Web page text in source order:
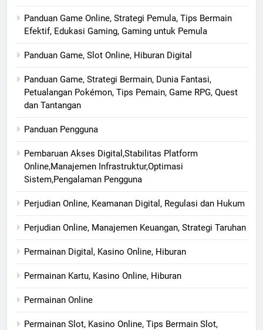
Panduan Game Online, Strategi Pemula, Tips Bermain
Efektif, Edukasi Gaming, Gaming untuk Pemula
Panduan Game, Slot Online, Hiburan Digital
Panduan Game, Strategi Bermain, Dunia Fantasi,
Petualangan Pokémon, Tips Pemain, Game RPG, Quest
dan Tantangan
Panduan Pengguna
Pembaruan Akses Digital,Stabilitas Platform
Online,Manajemen Infrastruktur,Optimasi
Sistem,Pengalaman Pengguna
Perjudian Online, Keamanan Digital, Regulasi dan Hukum
Perjudian Online, Manajemen Keuangan, Strategi Taruhan
Permainan Digital, Kasino Online, Hiburan
Permainan Kartu, Kasino Online, Hiburan
Permainan Online
Permainan Slot, Kasino Online, Tips Bermain Slot,